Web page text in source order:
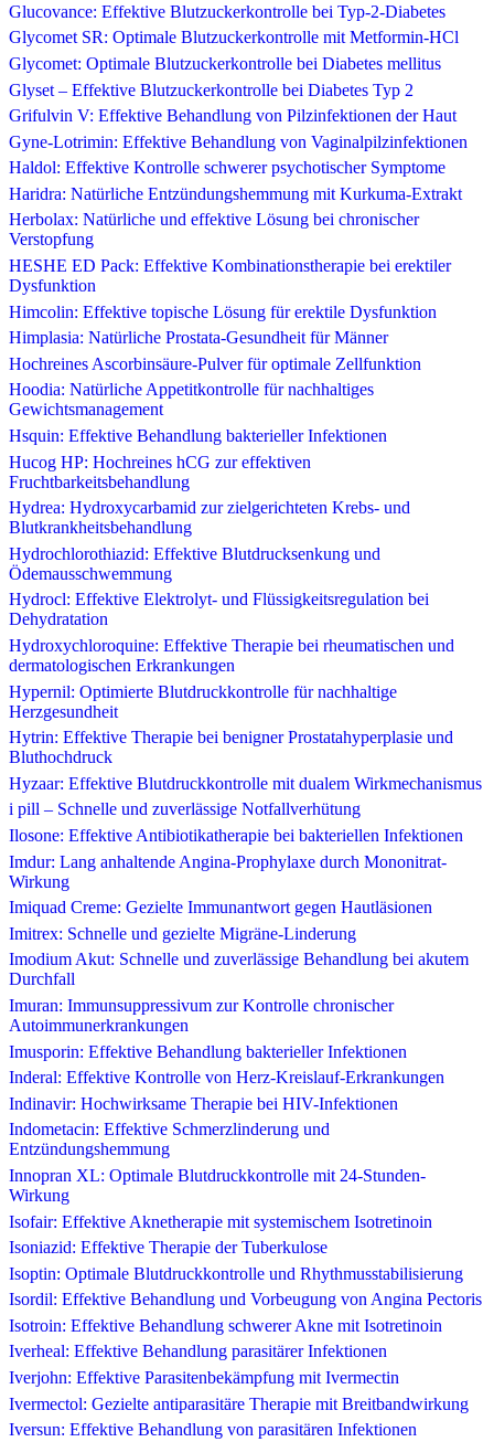
Glucovance: Effektive Blutzuckerkontrolle bei Typ-2-Diabetes
Glycomet SR: Optimale Blutzuckerkontrolle mit Metformin-HCl
Glycomet: Optimale Blutzuckerkontrolle bei Diabetes mellitus
Glyset – Effektive Blutzuckerkontrolle bei Diabetes Typ 2
Grifulvin V: Effektive Behandlung von Pilzinfektionen der Haut
Gyne-Lotrimin: Effektive Behandlung von Vaginalpilzinfektionen
Haldol: Effektive Kontrolle schwerer psychotischer Symptome
Haridra: Natürliche Entzündungshemmung mit Kurkuma-Extrakt
Herbolax: Natürliche und effektive Lösung bei chronischer
Verstopfung
HESHE ED Pack: Effektive Kombinationstherapie bei erektiler
Dysfunktion
Himcolin: Effektive topische Lösung für erektile Dysfunktion
Himplasia: Natürliche Prostata-Gesundheit für Männer
Hochreines Ascorbinsäure-Pulver für optimale Zellfunktion
Hoodia: Natürliche Appetitkontrolle für nachhaltiges
Gewichtsmanagement
Hsquin: Effektive Behandlung bakterieller Infektionen
Hucog HP: Hochreines hCG zur effektiven
Fruchtbarkeitsbehandlung
Hydrea: Hydroxycarbamid zur zielgerichteten Krebs- und
Blutkrankheitsbehandlung
Hydrochlorothiazid: Effektive Blutdrucksenkung und
Ödemausschwemmung
Hydrocl: Effektive Elektrolyt- und Flüssigkeitsregulation bei
Dehydratation
Hydroxychloroquine: Effektive Therapie bei rheumatischen und
dermatologischen Erkrankungen
Hypernil: Optimierte Blutdruckkontrolle für nachhaltige
Herzgesundheit
Hytrin: Effektive Therapie bei benigner Prostatahyperplasie und
Bluthochdruck
Hyzaar: Effektive Blutdruckkontrolle mit dualem Wirkmechanismus
i pill – Schnelle und zuverlässige Notfallverhütung
Ilosone: Effektive Antibiotikatherapie bei bakteriellen Infektionen
Imdur: Lang anhaltende Angina-Prophylaxe durch Mononitrat-
Wirkung
Imiquad Creme: Gezielte Immunantwort gegen Hautläsionen
Imitrex: Schnelle und gezielte Migräne-Linderung
Imodium Akut: Schnelle und zuverlässige Behandlung bei akutem
Durchfall
Imuran: Immunsuppressivum zur Kontrolle chronischer
Autoimmunerkrankungen
Imusporin: Effektive Behandlung bakterieller Infektionen
Inderal: Effektive Kontrolle von Herz-Kreislauf-Erkrankungen
Indinavir: Hochwirksame Therapie bei HIV-Infektionen
Indometacin: Effektive Schmerzlinderung und
Entzündungshemmung
Innopran XL: Optimale Blutdruckkontrolle mit 24-Stunden-
Wirkung
Isofair: Effektive Aknetherapie mit systemischem Isotretinoin
Isoniazid: Effektive Therapie der Tuberkulose
Isoptin: Optimale Blutdruckkontrolle und Rhythmusstabilisierung
Isordil: Effektive Behandlung und Vorbeugung von Angina Pectoris
Isotroin: Effektive Behandlung schwerer Akne mit Isotretinoin
Iverheal: Effektive Behandlung parasitärer Infektionen
Iverjohn: Effektive Parasitenbekämpfung mit Ivermectin
Ivermectol: Gezielte antiparasitäre Therapie mit Breitbandwirkung
Iversun: Effektive Behandlung von parasitären Infektionen